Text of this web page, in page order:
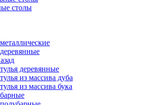
столы
деревянные
из массива дуба
из массива бука